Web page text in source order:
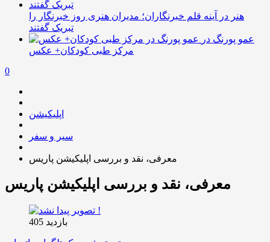
هنر در آینه قلم خبرنگاران؛ مدیران هنری روز خبرنگار را
تبریک گفتند
عمو پورنگ در
مرکز طبی کودکان+ عکس
0
اپلیکیشن
سیر و سفر
معرفی، نقد و بررسی اپلیکیشن پاریس
معرفی، نقد و بررسی اپلیکیشن پاریس
بازدید 405